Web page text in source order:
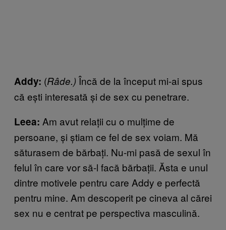
Addy: (Râde.) Încă de la început mi-ai spus
că ești interesată și de sex cu penetrare.
Leea: Am avut relații cu o mulțime de
persoane, și știam ce fel de sex voiam. Mă
săturasem de bărbați. Nu-mi pasă de sexul în
felul în care vor să-l facă bărbații. Ăsta e unul
dintre motivele pentru care Addy e perfectă
pentru mine. Am descoperit pe cineva al cărei
sex nu e centrat pe perspectiva masculină.